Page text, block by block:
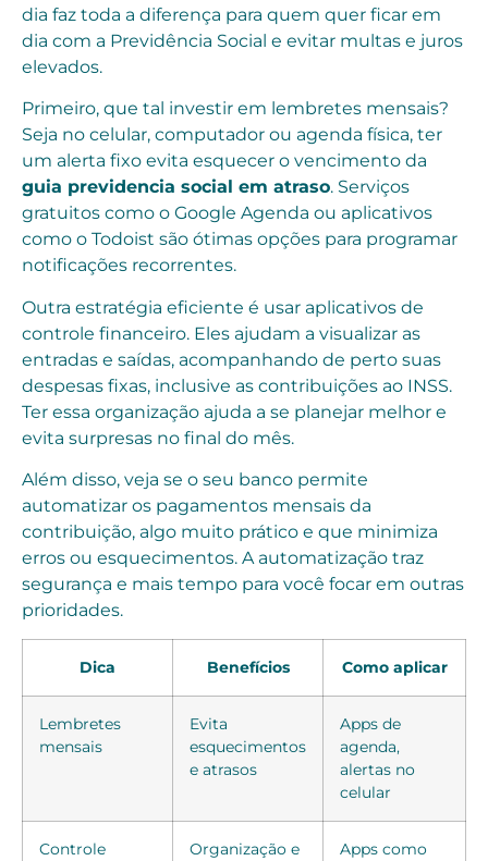
dia faz toda a diferença para quem quer ficar em
dia com a Previdência Social e evitar multas e juros
elevados.
Primeiro, que tal investir em lembretes mensais?
Seja no celular, computador ou agenda física, ter
um alerta fixo evita esquecer o vencimento da
guia previdencia social em atraso. Serviços
gratuitos como o Google Agenda ou aplicativos
como o Todoist são ótimas opções para programar
notificações recorrentes.
Outra estratégia eficiente é usar aplicativos de
controle financeiro. Eles ajudam a visualizar as
entradas e saídas, acompanhando de perto suas
despesas fixas, inclusive as contribuições ao INSS.
Ter essa organização ajuda a se planejar melhor e
evita surpresas no final do mês.
Além disso, veja se o seu banco permite
automatizar os pagamentos mensais da
contribuição, algo muito prático e que minimiza
erros ou esquecimentos. A automatização traz
segurança e mais tempo para você focar em outras
prioridades.
Dica Benefícios Como aplicar
Lembretes
mensais
Evita
esquecimentos
e atrasos
Apps de
agenda,
alertas no
celular
Controle
Organização e
Apps como